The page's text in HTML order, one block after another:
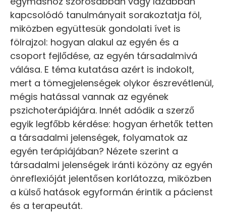
kapcsolódó tanulmányait sorakoztatja föl,
miközben együttesük gondolati ívet is
fölrajzol: hogyan alakul az egyén és a
csoport fejlődése, az egyén társadalmivá
válása. E téma kutatása azért is indokolt,
mert a tömegjelenségek olykor észrevétlenül,
mégis hatással vannak az egyének
pszichoterápiájára. Innét adódik a szerző
egyik legfőbb kérdése: hogyan érhetők tetten
a társadalmi jelenségek, folyamatok az
egyén terápiájában? Nézete szerint a
társadalmi jelenségek iránti közöny az egyén
önreflexióját jelentősen korlátozza, miközben
a külső hatások egyformán érintik a pácienst
és a terapeutát.